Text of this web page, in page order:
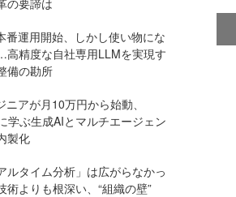
番運用開始、しかし使い物にな
精度な自社専用LLMを実現す
備の勘所
ニアが月10万円から始動、
学ぶ生成AIとマルチエージェン
製化
ルタイム分析」は広がらなかっ
よりも根深い、“組織の壁”